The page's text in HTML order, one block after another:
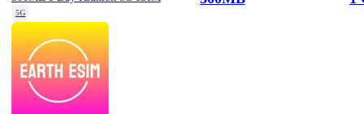
5G